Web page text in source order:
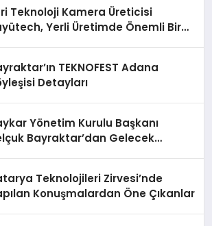
Teknoloji Kamera Üreticisi
Yerli Üretimde Önemli Bir
TEKNOFEST Adana
Detayları
Yönetim Kurulu Başkanı
Bayraktar’dan Gelecek
Teknolojileri Zirvesi’nde
Konuşmalardan Öne Çıkanlar